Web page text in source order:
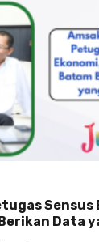
Sensus
Data